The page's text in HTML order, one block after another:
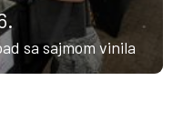
sa sajmom vinila